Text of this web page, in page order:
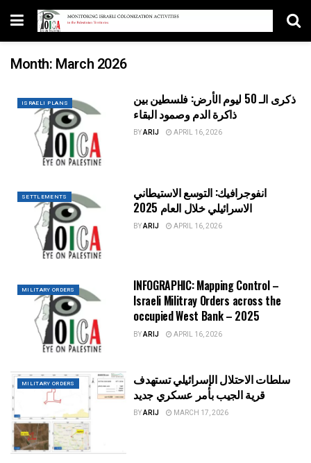
Month: March 2026
ISRAELI PLANS
ذكرى الـ 50 ليوم الأرض: فلسطين بين
ذاكرة الدم وصمود البقاء
BYARIJ APRIL 16, 2026
SETTLEMENTS
انفوجرافيك: التوسع الاستيطاني
الاسرائيلي خلال العام 2025
BYARIJ APRIL 16, 2026
MILITARY ORDERS
INFOGRAPHIC: Mapping Control –
Israeli Militray Orders across the
occupied West Bank – 2025
BYARIJ APRIL 16, 2026
MILITARY ORDERS
سلطات الاحتلال الإسرائيلي تستهدف
قرية الجيب بأمر عسكري جديد
BYARIJ MARCH 17, 2026